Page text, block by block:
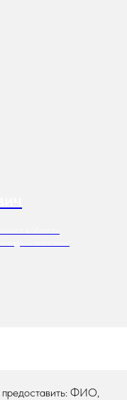
ФИО,